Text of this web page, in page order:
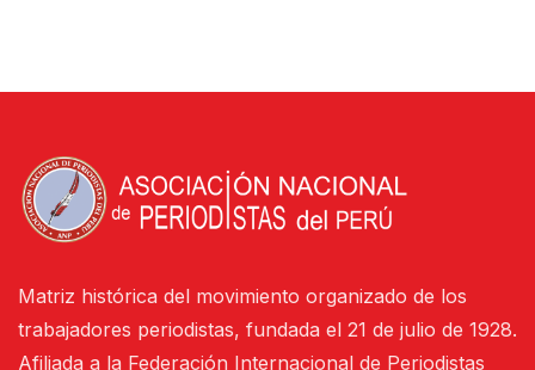
Matriz histórica del movimiento organizado de los
trabajadores periodistas, fundada el 21 de julio de 1928.
Afiliada a la Federación Internacional de Periodistas